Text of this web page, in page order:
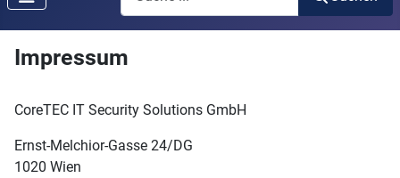
Impressum
CoreTEC IT Security Solutions GmbH
Ernst-Melchior-Gasse 24/DG
1020 Wien